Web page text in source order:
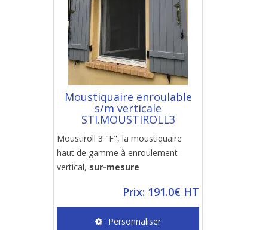
Moustiquaire enroulable
s/m verticale
STI.MOUSTIROLL3
Moustiroll 3 "F", la moustiquaire
haut de gamme à enroulement
vertical, sur-mesure
Prix: 191.0€ HT
Personnaliser